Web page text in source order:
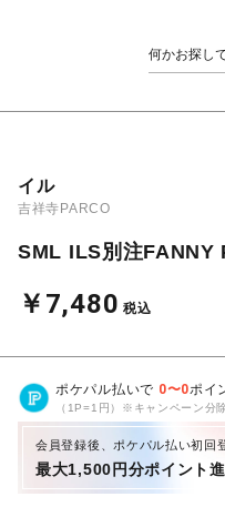
イル
吉祥寺PARCO
SML ILS別注FANNY
￥7,480 税込
ポケパル払いで 0〜0ポイ
（1P=1円）※キャンペーン分除
会員登録後、ポケパル払い初回
最大1,500円分ポイント